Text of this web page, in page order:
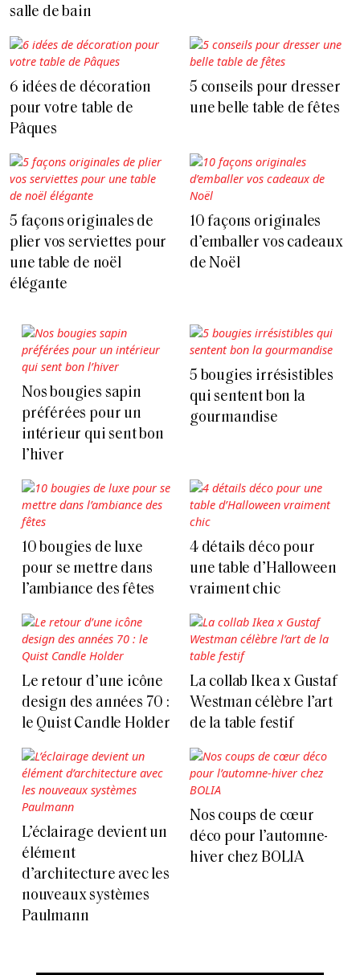
salle de bain
6 idées de décoration
pour votre table de
Pâques
5 conseils pour dresser
une belle table de fêtes
5 façons originales de
plier vos serviettes pour
une table de noël
élégante
10 façons originales
d’emballer vos cadeaux
de Noël
Nos bougies sapin
préférées pour un
intérieur qui sent bon
l’hiver
5 bougies irrésistibles
qui sentent bon la
gourmandise
10 bougies de luxe
pour se mettre dans
l’ambiance des fêtes
4 détails déco pour
une table d’Halloween
vraiment chic
Le retour d’une icône
design des années 70 :
le Quist Candle Holder
La collab Ikea x Gustaf
Westman célèbre l’art
de la table festif
L’éclairage devient un
élément
d’architecture avec les
nouveaux systèmes
Paulmann
Nos coups de cœur
déco pour l’automne-
hiver chez BOLIA